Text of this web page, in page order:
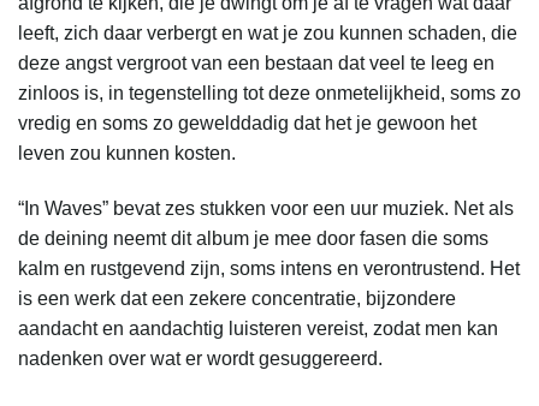
leeft, zich daar verbergt en wat je zou kunnen schaden, die
deze angst vergroot van een bestaan ​​dat veel te leeg en
zinloos is, in tegenstelling tot deze onmetelijkheid, soms zo
vredig en soms zo gewelddadig dat het je gewoon het
leven zou kunnen kosten.
“In Waves” bevat zes stukken voor een uur muziek. Net als
de deining neemt dit album je mee door fasen die soms
kalm en rustgevend zijn, soms intens en verontrustend. Het
is een werk dat een zekere concentratie, bijzondere
aandacht en aandachtig luisteren vereist, zodat men kan
nadenken over wat er wordt gesuggereerd.